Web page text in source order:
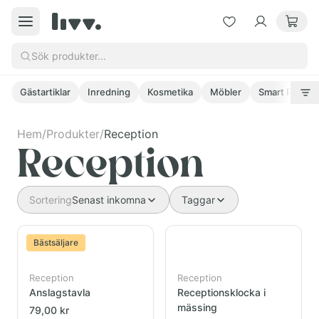
Sök produkter...
Gästartiklar Inredning Kosmetika Möbler Smart Refill-
Kategorier
Gästartiklar
Kosmetika
Möbler
Hem/Produkter/Reception
Reception
SorteringSenast inkomna Taggar
Bästsäljare
Reception
Anslagstavla
79,00 kr
Reception
Receptionsklocka i
mässing